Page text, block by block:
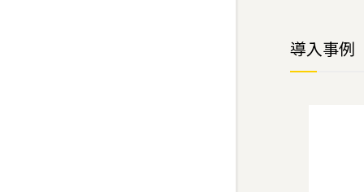
導入事例